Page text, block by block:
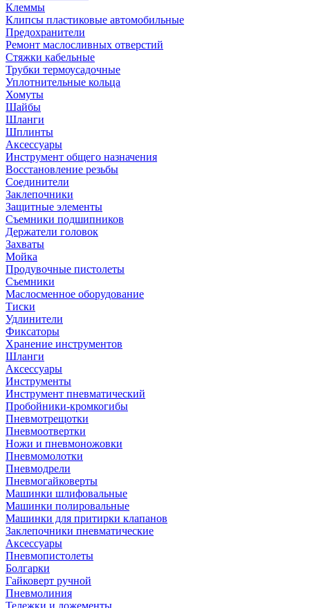
Клеммы
Клипсы пластиковые автомобильные
Предохранители
Ремонт маслосливных отверстий
Стяжки кабельные
Трубки термоусадочные
Уплотнительные кольца
Хомуты
Шайбы
Шланги
Шплинты
Аксессуары
Инструмент общего назначения
Восстановление резьбы
Соединители
Заклепочники
Защитные элементы
Съемники подшипников
Держатели головок
Захваты
Мойка
Продувочные пистолеты
Съемники
Маслосменное оборудование
Тиски
Удлинители
Фиксаторы
Хранение инструментов
Шланги
Аксессуары
Инструменты
Инструмент пневматический
Пробойники-кромкогибы
Пневмотрещотки
Пневмоотвертки
Ножи и пневмоножовки
Пневмомолотки
Пневмодрели
Пневмогайковерты
Машинки шлифовальные
Машинки полировальные
Машинки для притирки клапанов
Заклепочники пневматические
Аксессуары
Пневмопистолеты
Болгарки
Гайковерт ручной
Пневмолиния
Тележки и ложементы